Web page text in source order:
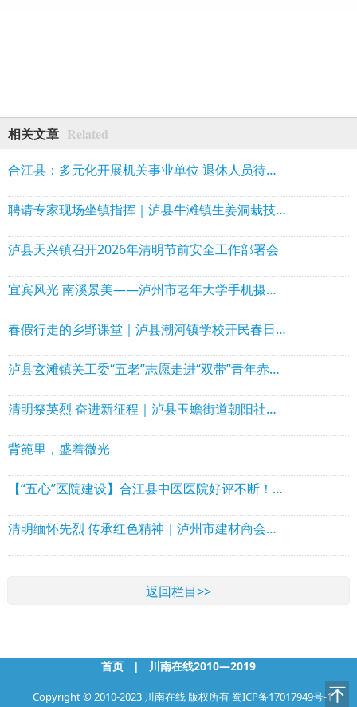
相关文章 Related
合江县：多元化开展机关事业单位 退休人员待遇领取资格认证
聘请专家现场坐镇指挥｜泸县牛滩镇生姜洞栽技术赋能特色产业振兴
泸县天兴镇召开2026年清明节前安全工作部署会
宜宾风光 南溪景美——泸州市老年大学手机摄影班游学特写
春假行走的乡野课堂｜泸县潮河镇学校开民春日野炊实践活动
泸县玄滩镇关工委“五老”志愿走进“双带”青年赤松茸基地
清明祭英烈 奋进新征程｜泸县玉蟾街道朝阳社区开展“追寻・2026・清明祭英烈”主题活动
背篼里，盛着微光
【“五心”医院建设】合江县中医医院好评不断！每份信赖皆有温度
清明缅怀先烈 传承红色精神｜泸州市建材商会支部开展烈士陵园主题党日扫墓活动
返回栏目>>
首页 | 川南在线2010—2019
Copyright © 2010-2023 川南在线 版权所有蜀ICP备17017949号-1